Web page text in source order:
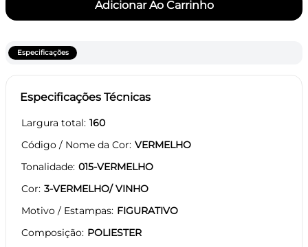
Especificações
Especificações Técnicas
Largura total 160
Código / Nome da Cor VERMELHO
Tonalidade 015-VERMELHO
Cor 3-VERMELHO/ VINHO
Motivo / Estampas FIGURATIVO
Composição POLIESTER